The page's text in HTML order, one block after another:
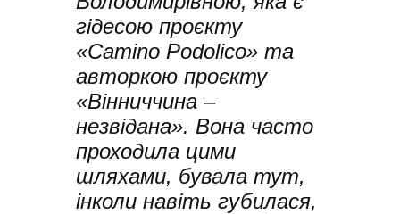
гідесою проєкту
«Camino Podolico» та
авторкою проєкту
«Вінниччина –
незвідана». Вона часто
проходила цими
шляхами, бувала тут,
інколи навіть губилася,